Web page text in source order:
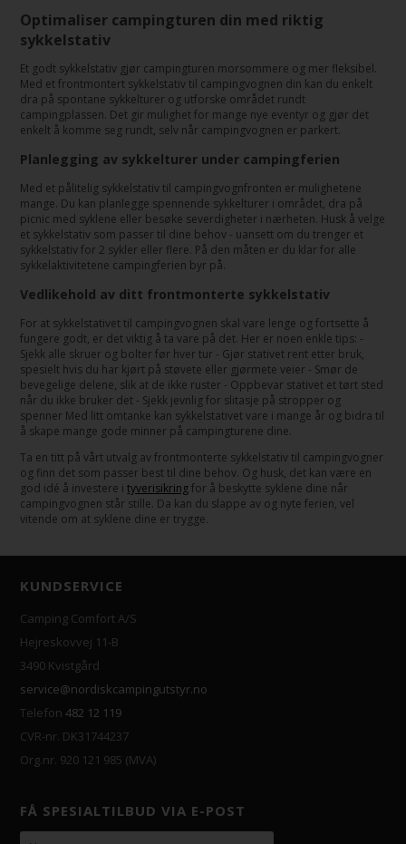
Optimaliser campingturen din med riktig
sykkelstativ
Et godt sykkelstativ gjør campingturen morsommere og mer fleksibel.
Med et frontmontert sykkelstativ til campingvognen din kan du enkelt
dra på spontane sykkelturer og utforske området rundt
campingplassen. Det gir mulighet for mange nye eventyr og gjør det
enkelt å komme seg rundt, selv når campingvognen er parkert.
Planlegging av sykkelturer under campingferien
Med et pålitelig sykkelstativ til campingvognfronten er mulighetene
mange. Du kan planlegge spennende sykkelturer i området, dra på
picnic med syklene eller besøke severdigheter i nærheten. Husk å velge
et sykkelstativ som passer til dine behov - uansett om du trenger et
sykkelstativ for 2 sykler eller flere. På den måten er du klar for alle
sykkelaktivitetene campingferien byr på.
Vedlikehold av ditt frontmonterte sykkelstativ
For at sykkelstativet til campingvognen skal vare lenge og fortsette å
fungere godt, er det viktig å ta vare på det. Her er noen enkle tips: -
Sjekk alle skruer og bolter før hver tur - Gjør stativet rent etter bruk,
spesielt hvis du har kjørt på støvete eller gjørmete veier - Smør de
bevegelige delene, slik at de ikke ruster - Oppbevar stativet et tørt sted
når du ikke bruker det - Sjekk jevnlig for slitasje på stropper og
spenner Med litt omtanke kan sykkelstativet vare i mange år og bidra til
å skape mange gode minner på campingturene dine.
Ta en titt på vårt utvalg av frontmonterte sykkelstativ til campingvogner
og finn det som passer best til dine behov. Og husk, det kan være en
god idé å investere ityverisikringfor å beskytte syklene dine når
campingvognen står stille. Da kan du slappe av og nyte ferien, vel
vitende om at syklene dine er trygge.
KUNDSERVICE
Camping Comfort A/S
Hejreskovvej 11-B
3490 Kvistgård
service@nordiskcampingutstyr.no
Telefon482 12 119
CVR-nr. DK31744237
Org.nr. 920 121 985 (MVA)
FÅ SPESIALTILBUD VIA E-POST